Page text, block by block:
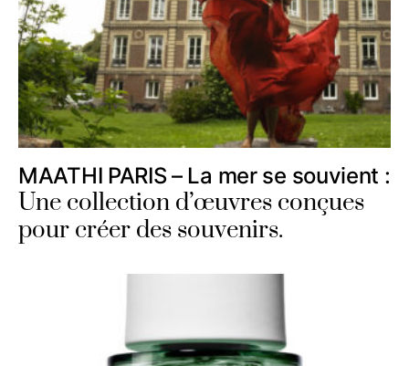
MAATHI PARIS – La mer se souvient :
Une collection d’œuvres conçues
pour créer des souvenirs.